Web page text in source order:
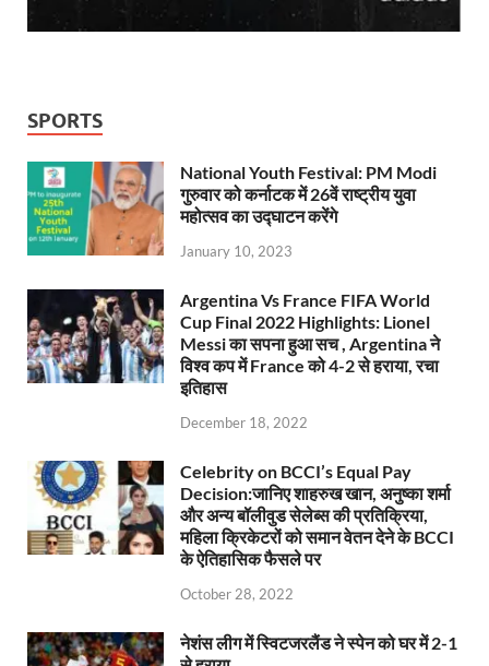
SPORTS
National Youth Festival: PM Modi
गुरुवार को कर्नाटक में 26वें राष्ट्रीय युवा
महोत्सव का उद्घाटन करेंगे
January 10, 2023
Argentina Vs France FIFA World
Cup Final 2022 Highlights: Lionel
Messi का सपना हुआ सच , Argentina ने
विश्व कप में France को 4-2 से हराया, रचा
इतिहास
December 18, 2022
Celebrity on BCCI’s Equal Pay
Decision:जानिए शाहरुख खान, अनुष्का शर्मा
और अन्य बॉलीवुड सेलेब्स की प्रतिक्रिया,
महिला क्रिकेटरों को समान वेतन देने के BCCI
के ऐतिहासिक फैसले पर
October 28, 2022
नेशंस लीग में स्विटजरलैंड ने स्पेन को घर में 2-1